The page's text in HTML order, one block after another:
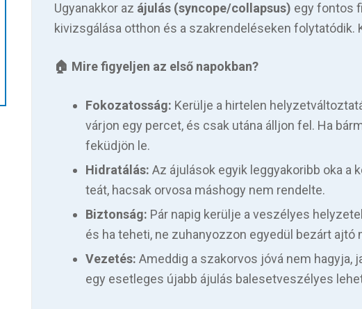
információk
adatok
Ugyanakkor az ájulás (syncope/collapsus) egy fontos
kivizsgálása otthon és a szakrendeléseken
🏠 Mire figyeljen az első napokban?
Fokozatosság: Kerülje a hirtelen
várjon egy percet, és csak utána álljon fel. Ha
feküdjön le.
Hidratálás: Az ájulások egyik leggyakoribb oka a
teát, hacsak orvosa máshogy nem rendelte.
Biztonság: Pár napig kerülje a veszélyes
és ha teheti, ne zuhanyozzon egyedül bezárt ajtó
Vezetés: Ameddig a szakorvos jóvá nem
egy esetleges újabb ájulás balesetveszélyes